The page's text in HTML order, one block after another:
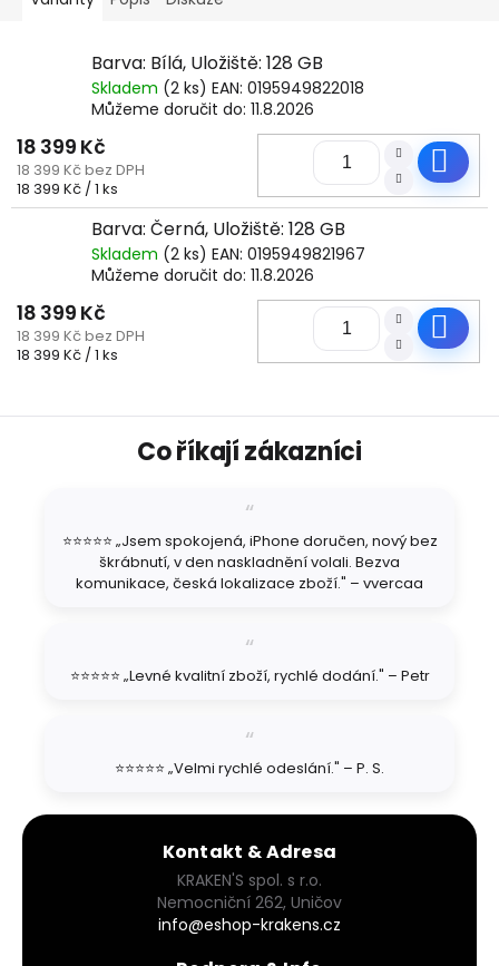
Barva: Bílá, Uložiště: 128 GB
Skladem (2 ks) EAN: 0195949822018
Můžeme doručit do: 11.8.2026
18 399 Kč
18 399 Kč bez DPH
Měrná
cena:
18 399 Kč / 1 ks
Barva: Černá, Uložiště: 128 GB
Skladem (2 ks) EAN: 0195949821967
Můžeme doručit do: 11.8.2026
18 399 Kč
18 399 Kč bez DPH
Měrná
18 399 Kč / 1 ks
Z
Co říkají zákazníci
⭐⭐⭐⭐⭐ „Jsem spokojená, iPhone doručen, nový bez
škrábnutí, v den naskladnění volali. Bezva
komunikace, česká lokalizace zboží." – vvercaa
⭐⭐⭐⭐⭐ „Levné kvalitní zboží, rychlé dodání." – Petr
⭐⭐⭐⭐⭐ „Velmi rychlé odeslání." – P. S.
Kontakt & Adresa
KRAKEN'S spol. s r.o.
Nemocniční 262, Uničov
info@eshop-krakens.cz